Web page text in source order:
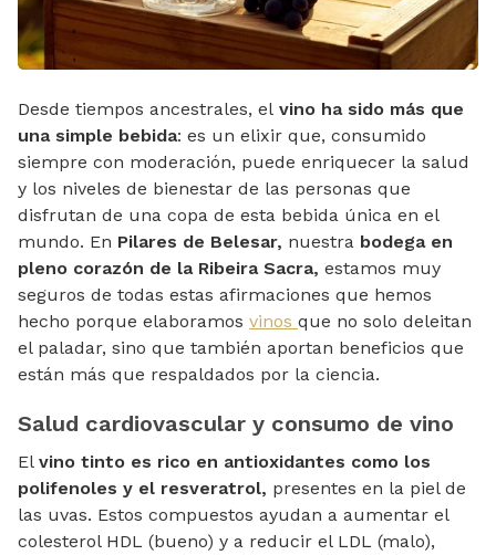
Desde tiempos ancestrales, el vino ha sido más que
una simple bebida: es un elixir que, consumido
siempre con moderación, puede enriquecer la salud
y los niveles de bienestar de las personas que
disfrutan de una copa de esta bebida única en el
mundo. En Pilares de Belesar, nuestra bodega en
pleno corazón de la Ribeira Sacra, estamos muy
seguros de todas estas afirmaciones que hemos
hecho porque elaboramos vinos que no solo deleitan
el paladar, sino que también aportan beneficios que
están más que respaldados por la ciencia.
Salud cardiovascular y consumo de vino
El vino tinto es rico en antioxidantes como los
polifenoles y el resveratrol, presentes en la piel de
las uvas. Estos compuestos ayudan a aumentar el
colesterol HDL (bueno) y a reducir el LDL (malo),